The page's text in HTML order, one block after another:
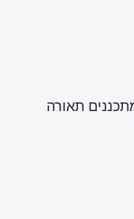
תאורה